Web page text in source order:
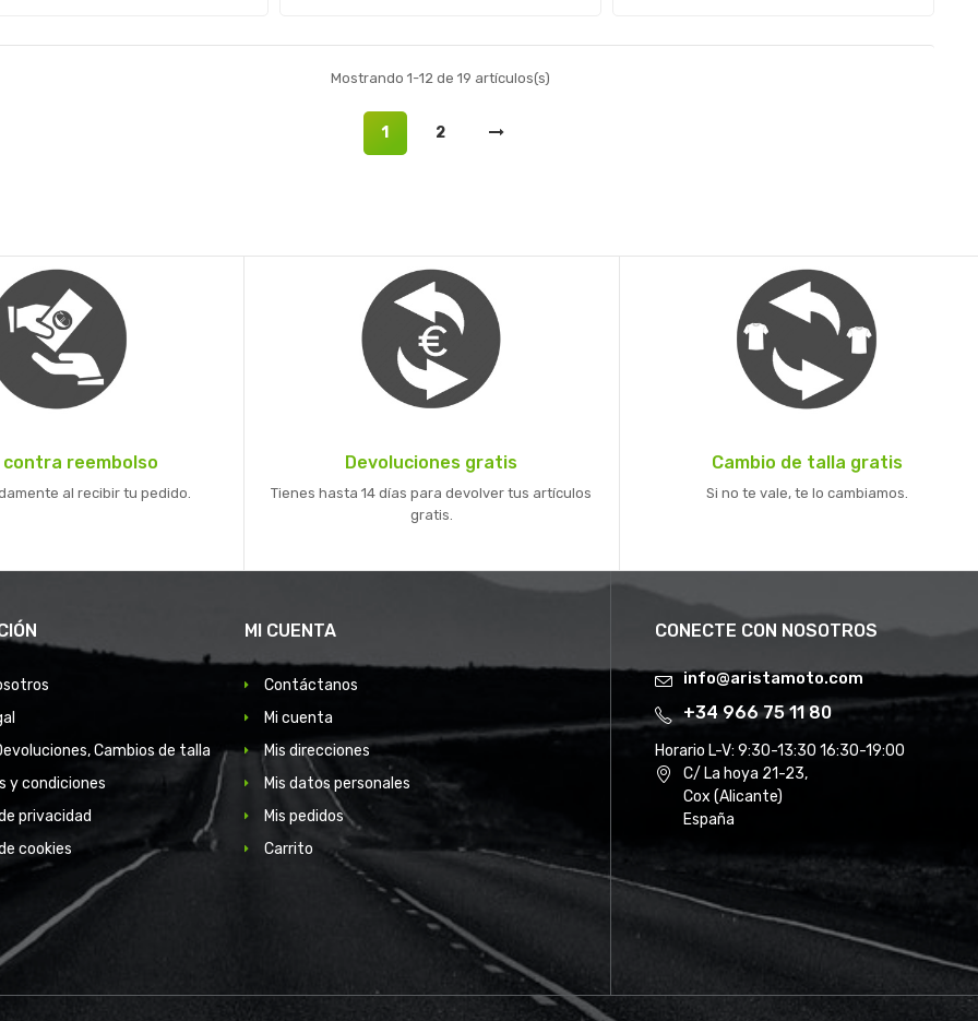
Mostrando 1-12 de 19 artículos(s)
1 2
contra reembolso
al recibir tu pedido.
Devoluciones gratis
Tienes hasta 14 días para devolver tus artículos
gratis.
Cambio de talla gratis
Si no te vale, te lo cambiamos.
CONECTE CON NOSOTROS
info@aristamoto.com
+34 966 75 11 80
Horario L-V: 9:30-13:30 16:30-19:00
C/ La hoya 21-23,
Cox (Alicante)
España
Cambios de talla
y condiciones
privacidad
cookies
MI CUENTA
Contáctanos
Mi cuenta
Mis direcciones
Mis datos personales
Mis pedidos
Carrito